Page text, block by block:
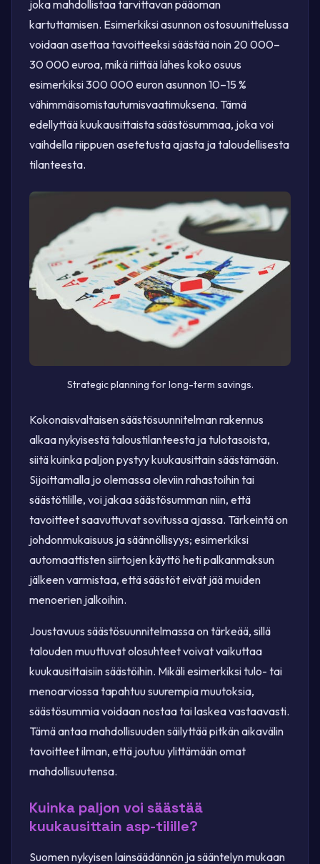
joka mahdollistaa tarvittavan pääoman
kartuttamisen. Esimerkiksi asunnon ostosuunittelussa
voidaan asettaa tavoitteeksi säästää noin 20 000–
30 000 euroa, mikä riittää lähes koko osuus
esimerkiksi 300 000 euron asunnon 10–15 %
vähimmäisomistautumisvaatimuksena. Tämä
edellyttää kuukausittaista säästösummaa, joka voi
vaihdella riippuen asetetusta ajasta ja taloudellisesta
tilanteesta.
Strategic planning for long-term savings.
Kokonaisvaltaisen säästösuunnitelman rakennus
alkaa nykyisestä taloustilanteesta ja tulotasoista,
siitä kuinka paljon pystyy kuukausittain säästämään.
Sijoittamalla jo olemassa oleviin rahastoihin tai
säästötilille, voi jakaa säästösumman niin, että
tavoitteet saavuttuvat sovitussa ajassa. Tärkeintä on
johdonmukaisuus ja säännöllisyys; esimerkiksi
automaattisten siirtojen käyttö heti palkanmaksun
jälkeen varmistaa, että säästöt eivät jää muiden
menoerien jalkoihin.
Joustavuus säästösuunnitelmassa on tärkeää, sillä
talouden muuttuvat olosuhteet voivat vaikuttaa
kuukausittaisiin säästöihin. Mikäli esimerkiksi tulo- tai
menoarviossa tapahtuu suurempia muutoksia,
säästösummia voidaan nostaa tai laskea vastaavasti.
Tämä antaa mahdollisuuden säilyttää pitkän aikavälin
tavoitteet ilman, että joutuu ylittämään omat
mahdollisuutensa.
Kuinka paljon voi säästää
kuukausittain asp-tilille?
Suomen nykyisen lainsäädännön ja sääntelyn mukaan